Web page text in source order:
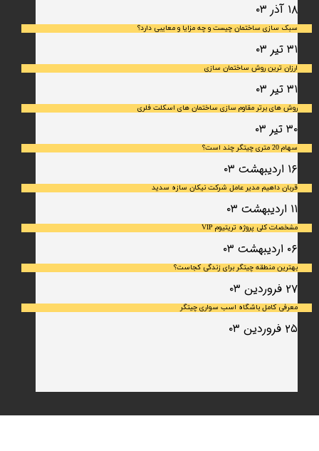
۱۸ آذر ۰۳
سبک سازی ساختمان چیست و چه مزایا و معایبی دارد؟
۳۱ تیر ۰۳
ارزان ترین روش ساختمان سازی
۳۱ تیر ۰۳
روش های برتر مقاوم سازی ساختمان های اسکلت فلری
۳۰ تیر ۰۳
سهام 20 متری چیتگر چند است؟
۱۶ اردیبهشت ۰۳
قربان داهیم مدیر عامل شرکت نیکان سازه سدید
۱۱ اردیبهشت ۰۳
مشخصات کلی پروژه تریتیوم VIP
۰۶ اردیبهشت ۰۳
بهترین منطقه چیتگر برای زندگی کجاست؟
۲۷ فروردین ۰۳
معرفی کامل باشگاه اسب سواری چیتگر
۲۵ فروردین ۰۳